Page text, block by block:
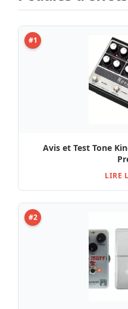
#1
Avis et Test Tone
LIRE
#2